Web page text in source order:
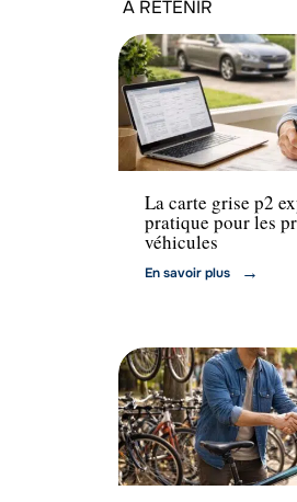
À RETENIR
Administratif
La carte grise p2
pratique pour les
véhicules
En savoir plus
Voiture